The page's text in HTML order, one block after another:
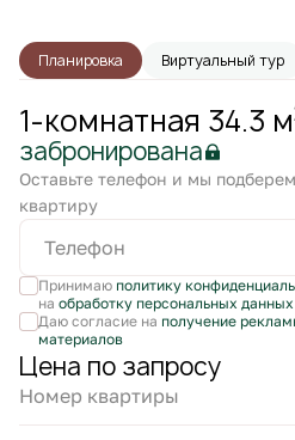
Планировка Виртуальный тур
1-комнатная 34.3 м
забронирована
Оставьте телефон и мы
квартиру
Принимаю политику
на обработку персональных данных
Даю согласие на получение
материалов
Цена по запросу
Номер квартиры